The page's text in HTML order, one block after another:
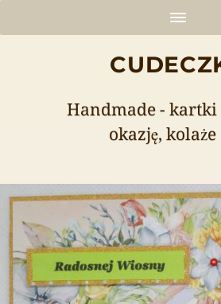
Handmade - kartki
okazję, kolaże